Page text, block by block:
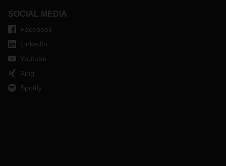
SOCIAL MEDIA
Facebook
LinkedIn
Youtube
Xing
Spotify